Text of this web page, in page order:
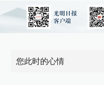
您此时的心情